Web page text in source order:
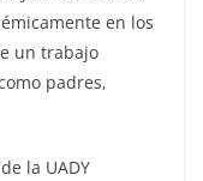
en los
un trabajo
padres,
la UADY